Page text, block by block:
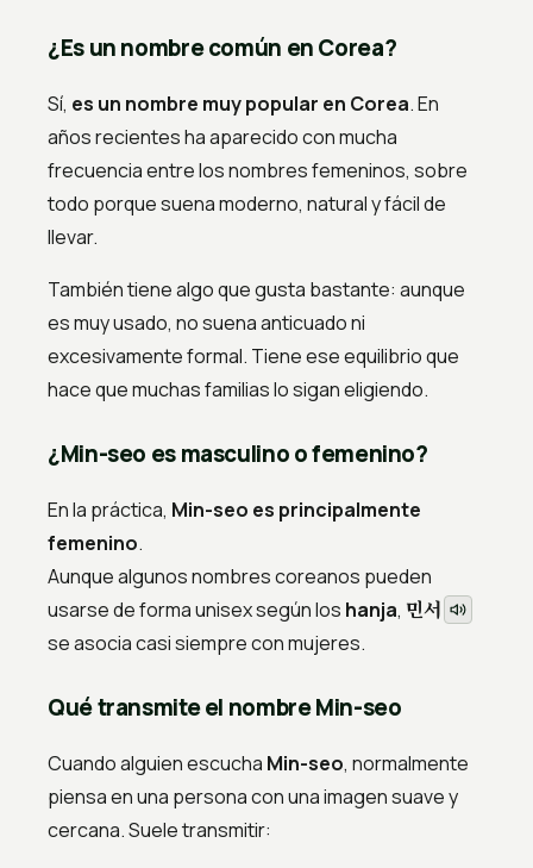
¿Es un nombre común en Corea?
Sí, es un nombre muy popular en Corea. En
años recientes ha aparecido con mucha
frecuencia entre los nombres femeninos, sobre
todo porque suena moderno, natural y fácil de
llevar.
También tiene algo que gusta bastante: aunque
es muy usado, no suena anticuado ni
excesivamente formal. Tiene ese equilibrio que
hace que muchas familias lo sigan eligiendo.
¿Min-seo es masculino o femenino?
En la práctica, Min-seo es principalmente
femenino.
Aunque algunos nombres coreanos pueden
usarse de forma unisex según los hanja, 민서
se asocia casi siempre con mujeres.
Qué transmite el nombre Min-seo
Cuando alguien escucha Min-seo, normalmente
piensa en una persona con una imagen suave y
cercana. Suele transmitir: